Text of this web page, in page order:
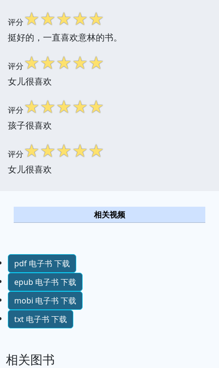
评分☆☆☆☆☆
挺好的，一直喜欢意林的书。
评分☆☆☆☆☆
女儿很喜欢
评分☆☆☆☆☆
孩子很喜欢
评分☆☆☆☆☆
女儿很喜欢
相关视频
pdf 电子书 下载
epub 电子书 下载
mobi 电子书 下载
txt 电子书 下载
相关图书